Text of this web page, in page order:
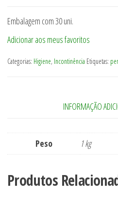
Embalagem com 30 uni.
Adicionar aos meus favoritos
Categorias: Higiene, Incontinência Etiquetas:
INFORMAÇÃO
Peso 1 kg
Produtos